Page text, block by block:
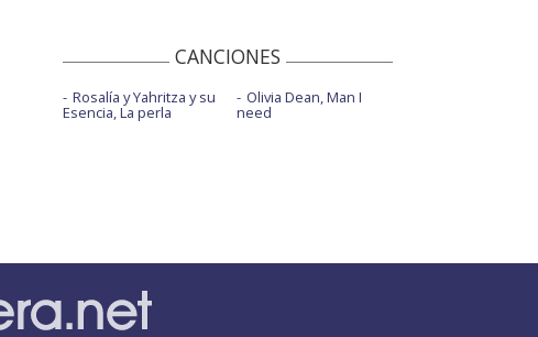
CANCIONES
Rosalía y Yahritza y su
Esencia, La perla
Olivia Dean, Man I
need